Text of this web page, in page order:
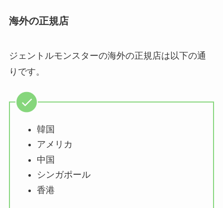
海外の正規店
ジェントルモンスターの海外の正規店は以下の通
りです。
韓国
アメリカ
中国
シンガポール
香港